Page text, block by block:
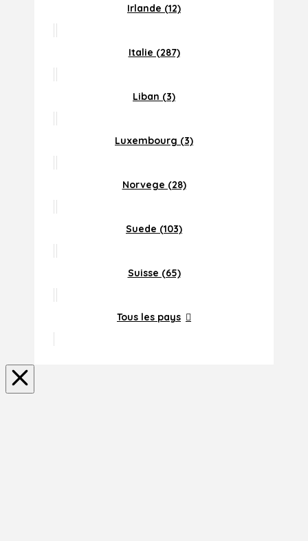
Irlande (12)
Italie (287)
Liban (3)
Luxembourg (3)
Norvege (28)
Suede (103)
Suisse (65)
Tous les pays